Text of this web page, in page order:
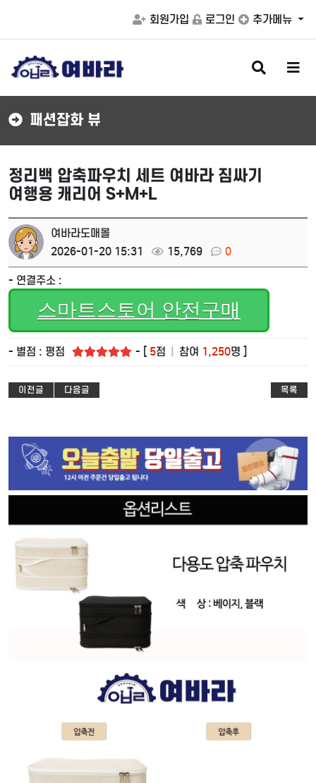
회원가입 로그인 추가메뉴
검
색
버
메
버
패션잡화 뷰
정리백 압축파우치 세트 여바라 짐싸기
여행용 캐리어 S+M+L
여바라도매몰
2026-01-20 15:31
15,769 0
- 연결주소 :
스마트스토어 안전구매
- 별점 : 평점 - [ 5점 참여 1,250명 ]
이전글 다음글 목록